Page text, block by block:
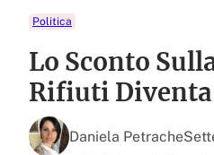
Politica
Lo Sconto
Rifiuti
Daniela Petrache